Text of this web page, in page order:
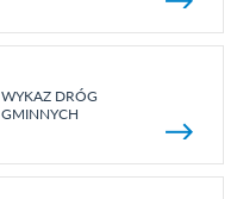
WYKAZ DRÓG
GMINNYCH